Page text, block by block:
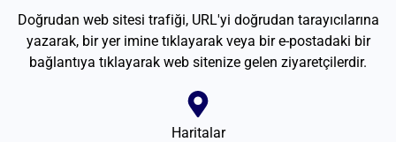
Doğrudan web sitesi trafiği, URL'yi doğrudan tarayıcılarına
yazarak, bir yer imine tıklayarak veya bir e-postadaki bir
bağlantıya tıklayarak web sitenize gelen ziyaretçilerdir.
Haritalar